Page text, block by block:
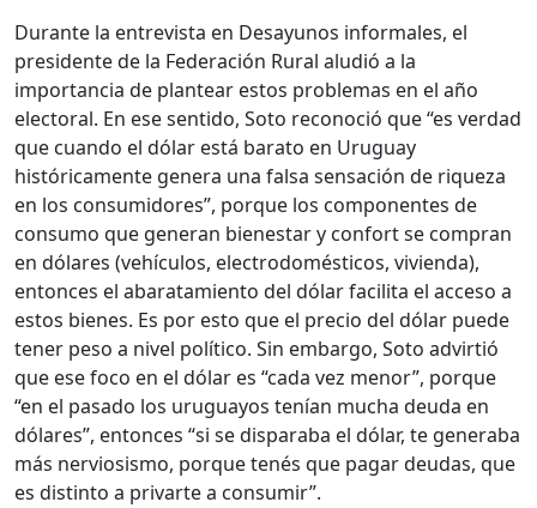
Durante la entrevista en Desayunos informales, el
presidente de la Federación Rural aludió a la
importancia de plantear estos problemas en el año
electoral. En ese sentido, Soto reconoció que “es verdad
que cuando el dólar está barato en Uruguay
históricamente genera una falsa sensación de riqueza
en los consumidores”, porque los componentes de
consumo que generan bienestar y confort se compran
en dólares (vehículos, electrodomésticos, vivienda),
entonces el abaratamiento del dólar facilita el acceso a
estos bienes. Es por esto que el precio del dólar puede
tener peso a nivel político. Sin embargo, Soto advirtió
que ese foco en el dólar es “cada vez menor”, porque
“en el pasado los uruguayos tenían mucha deuda en
dólares”, entonces “si se disparaba el dólar, te generaba
más nerviosismo, porque tenés que pagar deudas, que
es distinto a privarte a consumir”.